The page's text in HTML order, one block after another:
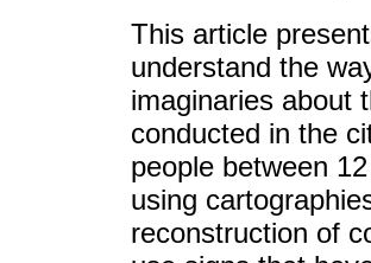
This article
understand the
imaginaries about
conducted in the
people between
using
reconstruction of